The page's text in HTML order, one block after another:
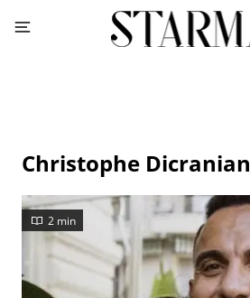
Christophe Dicranian
2 min